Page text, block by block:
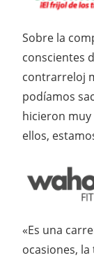
Sobre la
conscientes
contrarreloj
podíamos
hicieron muy
ellos,
«Es una
ocasiones,